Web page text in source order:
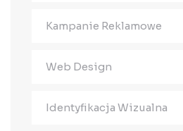
Kampanie Reklamowe
Web Design
Identyfikacja Wizualna